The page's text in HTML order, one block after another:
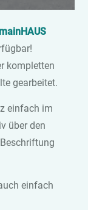
mainHAUS
kompletten
gearbeitet.
einfach im
über den
einfach